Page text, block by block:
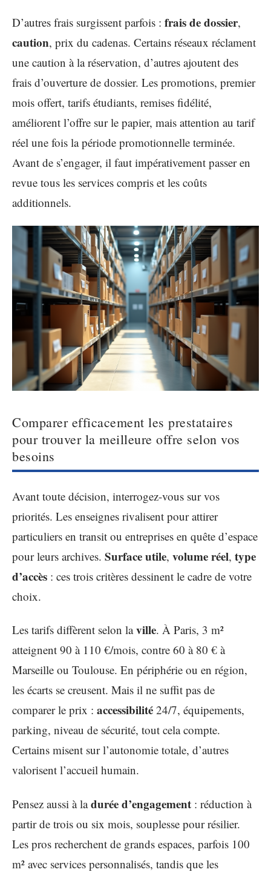
D’autres frais surgissent parfois : frais de dossier,
caution, prix du cadenas. Certains réseaux réclament
une caution à la réservation, d’autres ajoutent des
frais d’ouverture de dossier. Les promotions, premier
mois offert, tarifs étudiants, remises fidélité,
améliorent l’offre sur le papier, mais attention au tarif
réel une fois la période promotionnelle terminée.
Avant de s’engager, il faut impérativement passer en
revue tous les services compris et les coûts
additionnels.
Comparer efficacement les prestataires
pour trouver la meilleure offre selon vos
besoins
Avant toute décision, interrogez-vous sur vos
priorités. Les enseignes rivalisent pour attirer
particuliers en transit ou entreprises en quête d’espace
pour leurs archives. Surface utile, volume réel, type
d’accès : ces trois critères dessinent le cadre de votre
choix.
Les tarifs diffèrent selon laville. À Paris, 3 m²
atteignent 90 à 110 €/mois, contre 60 à 80 € à
Marseille ou Toulouse. En périphérie ou en région,
les écarts se creusent. Mais il ne suffit pas de
comparer le prix : accessibilité 24/7, équipements,
parking, niveau de sécurité, tout cela compte.
Certains misent sur l’autonomie totale, d’autres
valorisent l’accueil humain.
Pensez aussi à ladurée d’engagement : réduction à
partir de trois ou six mois, souplesse pour résilier.
Les pros recherchent de grands espaces, parfois 100
m² avec services personnalisés, tandis que les